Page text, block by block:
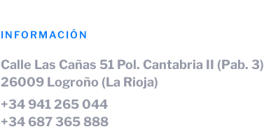
INFORMACIÓN
Calle Las Cañas 51 Pol. Cantabria II (Pab. 3)
26009 Logroño (La Rioja)
+34 941 265 044
+34 687 365 888